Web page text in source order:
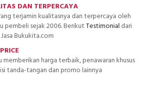
DAN TERPERCAYA
terjamin kualitasnya dan terpercaya oleh
pembeli sejak 2006. BerikutTestimonial dari
Bukukita.com
memberikan harga terbaik, penawaran khusus
tanda-tangan dan promo lainnya